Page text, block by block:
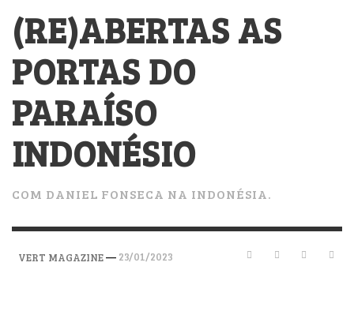
(RE)ABERTAS AS
PORTAS DO
PARAÍSO
INDONÉSIO
COM DANIEL FONSECA NA INDONÉSIA.
VERT MAGAZINE— 23/01/2023